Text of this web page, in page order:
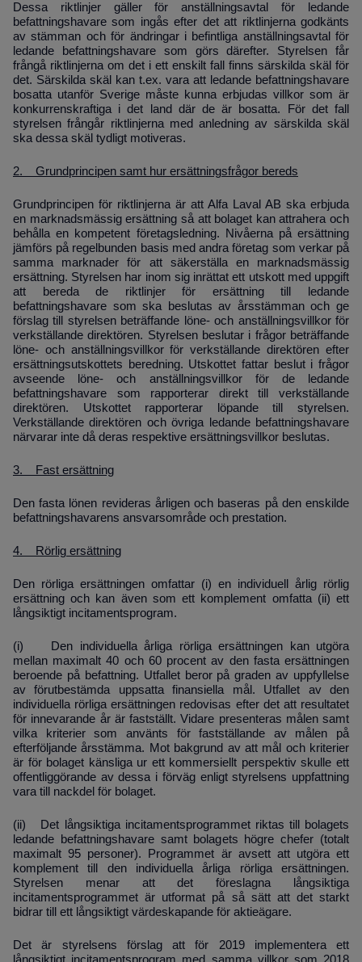
Dessa riktlinjer gäller för anställningsavtal för ledande
befattningshavare som ingås efter det att riktlinjerna godkänts
av stämman och för ändringar i befintliga anställningsavtal för
ledande befattningshavare som görs därefter. Styrelsen får
frångå riktlinjerna om det i ett en­skilt fall finns särskilda skäl för
det. Särskilda skäl kan t.ex. vara att ledande befattningsha­vare
bosatta utanför Sverige måste kunna erbjudas villkor som är
konkurrenskraftiga i det land där de är bosatta. För det fall
styrelsen frångår riktlinjerna med anledning av särskilda skäl
ska dessa skäl tydligt motiveras.
2. Grundprincipen samt hur ersättningsfrågor bereds
Grundprincipen för riktlinjerna är att Alfa Laval AB ska erbjuda
en marknadsmässig ersättning så att bolaget kan attrahera och
behålla en kompetent företagsledning. Nivåerna på ersättning
jämförs på regelbunden basis med andra företag som verkar på
samma marknader för att säkerställa en marknadsmässig
ersättning. Styrelsen har inom sig inrättat ett utskott med uppgift
att
bereda de riktlinjer för ersättning till ledande
befattningshavare som ska beslutas av årsstämman och ge
förslag till styrelsen beträffande löne- och anställningsvillkor för
verkställande direktören. Styrelsen beslutar i frågor beträffande
löne- och anställningsvillkor för verkställande direktören efter
ersättningsutskottets beredning. Utskottet fattar beslut i frågor
avseende löne- och anställningsvillkor för de ledande
befattningshavare som rapporterar direkt till verkställande
direktören. Utskottet rapporterar löpande till styrelsen.
Verkställande direktören och övriga ledande befattningshavare
närvarar inte då deras respektive ersättningsvillkor beslutas.
3. Fast ersättning
Den fasta lönen revideras årligen och baseras på den enskilde
befattningshavarens ansvarsområde och prestation.
4. Rörlig ersättning
Den rörliga ersättningen omfattar (i) en individuell årlig rörlig
ersättning och kan även som ett komplement omfatta (ii) ett
långsiktigt incitamentsprogram.
(i) Den individuella årliga rörliga ersättningen kan utgöra
mellan maximalt 40 och 60 procent av den fasta ersättningen
beroende på befattning. Utfallet beror på graden av uppfyllelse
av förutbestämda uppsatta finansiella mål. Utfallet av den
individuella rörliga ersättningen redovisas efter det att resultatet
för innevarande år är fastställt. Vidare presenteras målen samt
vilka kriterier som använts för fastställande av målen på
efterföljande årsstämma. Mot bakgrund av att mål och kriterier
är för bolaget känsliga ur ett kommersiellt perspektiv skulle ett
offentliggörande av dessa i förväg enligt styrelsens uppfattning
vara till nackdel för bolaget.
(ii) Det långsiktiga incitamentsprogrammet riktas till bolagets
ledande befattningshavare samt bolagets högre chefer (totalt
maximalt 95 personer). Programmet är avsett att utgöra ett
komplement till den individuella årliga rörliga ersättningen.
Styrelsen menar att det föreslagna långsiktiga
incitamentsprogrammet är utformat på så sätt att det starkt
bidrar till ett långsiktigt värdeskapande för aktieägare.
Det är styrelsens förslag att för 2019 implementera ett